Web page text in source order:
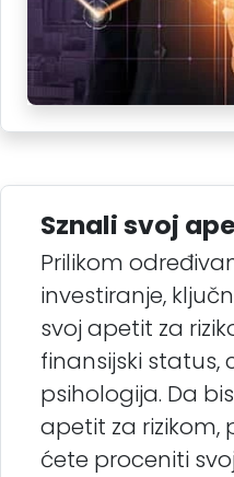
Sznali svoj
Prilikom
investiranje,
svoj apetit za
finansijski status,
psihologija. Da
apetit za rizikom,
ćete proceniti